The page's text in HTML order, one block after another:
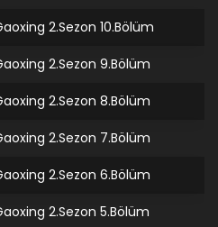
2.Sezon 10.Bölüm
2.Sezon 9.Bölüm
2.Sezon 8.Bölüm
2.Sezon 7.Bölüm
2.Sezon 6.Bölüm
2.Sezon 5.Bölüm